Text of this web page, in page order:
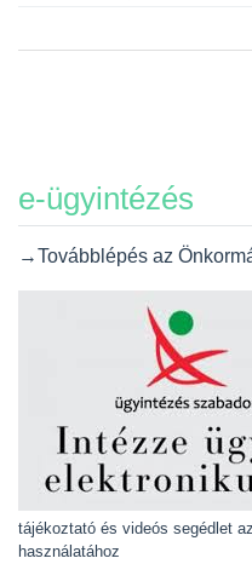
e-ügyintézés
→Továbblépés az
tájékoztató és videós segédlet
használatához